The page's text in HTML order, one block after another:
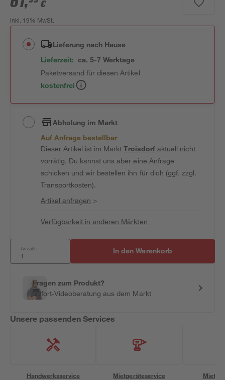
€
inkl. 19% MwSt.
Lieferung nach Hause
Lieferzeit: ca. 5-7 Werktage
Paketversand für diesen Artikel
kostenfrei
Abholung im Markt
Auf Anfrage bestellbar
Dieser Artikel ist im MarktTroisdorfaktuell nicht
vorrätig. Du kannst uns aber eine Anfrage
schicken und wir bestellen ihn für dich (ggf. zzgl.
Transportkosten).
Artikel anfragen >
Verfügbarkeit in anderen Märkten
Anzahl: In den Warenkorb
Fragen zum Produkt?
Sofort-Videoberatung aus dem Markt
Unsere passenden Services
Handwerksservice Mietgeräteservice